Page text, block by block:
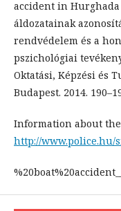
accident in
áldozatainak
rendvédelem és a
pszichológiai
Oktatási, Képzési és
Budapest. 2014.
Information about
http://www.police.hu/